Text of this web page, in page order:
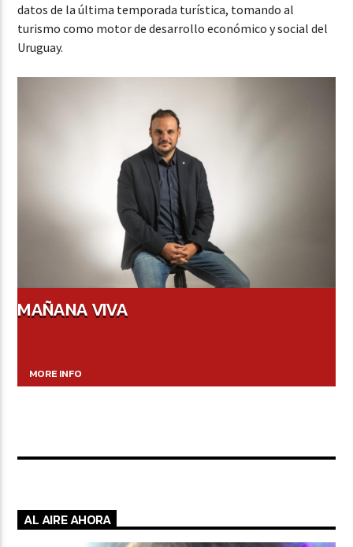
datos de la última temporada turística, tomando al
turismo como motor de desarrollo económico y social del
Uruguay.
MAÑANA VIVA
MORE INFO
AL AIRE AHORA